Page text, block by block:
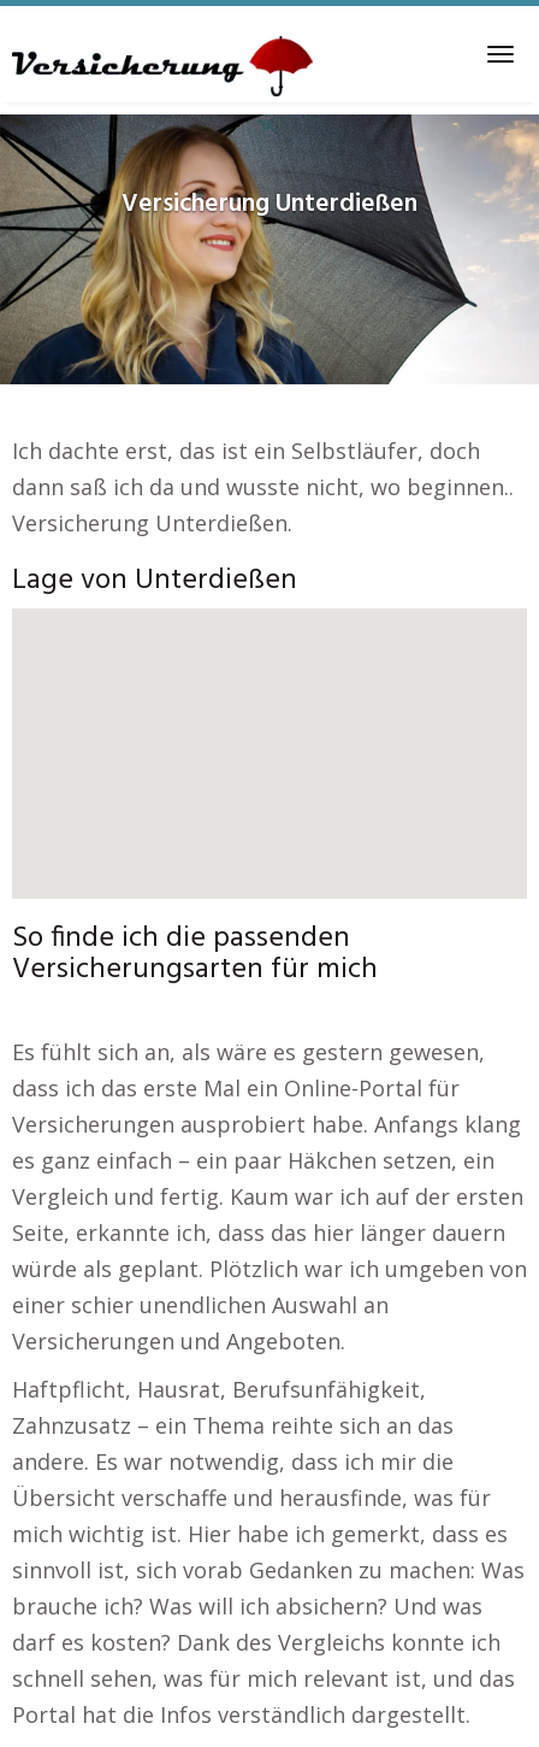
to
content
VersicherungUnterdießen
Ich dachte erst, das ist ein Selbstläufer, doch
dann saß ich da und wusste nicht, wo beginnen..
Versicherung Unterdießen.
Lage von Unterdießen
So finde ich die passenden
Versicherungsarten für mich
Es fühlt sich an, als wäre es gestern gewesen,
dass ich das erste Mal ein Online-Portal für
Versicherungen ausprobiert habe. Anfangs klang
es ganz einfach – ein paar Häkchen setzen, ein
Vergleich und fertig. Kaum war ich auf der ersten
Seite, erkannte ich, dass das hier länger dauern
würde als geplant. Plötzlich war ich umgeben von
einer schier unendlichen Auswahl an
Versicherungen und Angeboten.
Haftpflicht, Hausrat, Berufsunfähigkeit,
Zahnzusatz – ein Thema reihte sich an das
andere. Es war notwendig, dass ich mir die
Übersicht verschaffe und herausfinde, was für
mich wichtig ist. Hier habe ich gemerkt, dass es
sinnvoll ist, sich vorab Gedanken zu machen: Was
brauche ich? Was will ich absichern? Und was
darf es kosten? Dank des Vergleichs konnte ich
schnell sehen, was für mich relevant ist, und das
Portal hat die Infos verständlich dargestellt.